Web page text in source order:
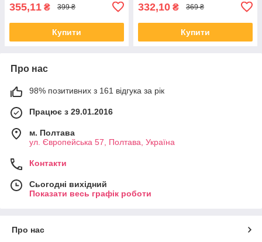
355,11 ₴ 399 ₴
Купити
332,10 ₴ 369 ₴
Купити
Про нас
98% позитивних з 161 відгука за рік
Працює з 29.01.2016
м. Полтава
ул. Європейська 57, Полтава, Україна
Контакти
Сьогодні вихідний
Показати весь графік роботи
Про нас